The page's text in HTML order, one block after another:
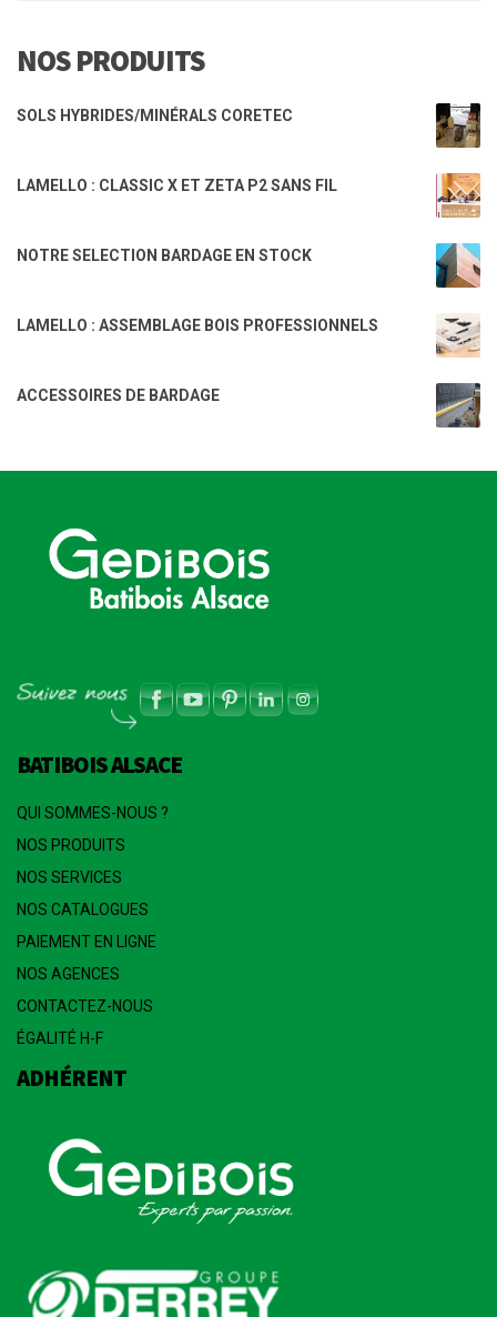
NOS PRODUITS
SOLS HYBRIDES/MINÉRALS CORETEC
LAMELLO : CLASSIC X ET ZETA P2 SANS FIL
NOTRE SELECTION BARDAGE EN STOCK
LAMELLO : ASSEMBLAGE BOIS PROFESSIONNELS
ACCESSOIRES DE BARDAGE
BATIBOIS ALSACE
QUI SOMMES-NOUS ?
NOS PRODUITS
NOS SERVICES
NOS CATALOGUES
PAIEMENT EN LIGNE
NOS AGENCES
CONTACTEZ-NOUS
ÉGALITÉ H-F
ADHÉRENT